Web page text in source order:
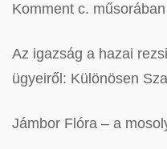
Komment c. műsorában
Az igazság a hazai
ügyeiről: Különösen
Jámbor Flóra – a